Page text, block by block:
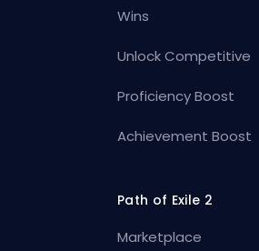
Wins
Unlock Competitive
Proficiency Boost
Achievement Boost
Path of Exile 2
Marketplace